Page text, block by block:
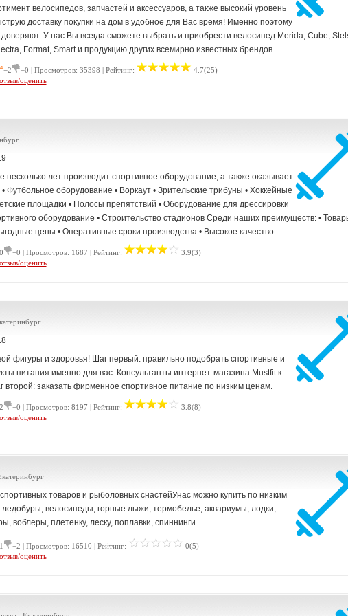
велосипедов, запчастей и аксессуаров, а также высокий уровень
доставку покупки на дом в удобное для Вас время! Именно поэтому
У нас Вы всегда сможете выбрать и приобрести велосипед Merida, Cube,
Format, Smart и продукцию других всемирно известных брендов.
−2 −0 | Просмотров: 35398 | Рейтинг:
4.7(25)
оценить
лет производит спортивное оборудование, а также оказывает
Футбольное оборудование • Воркаут • Зрительские трибуны • Хоккейные
площадки • Полосы препятствий • Оборудование для дрессировки
оборудование • Строительство стадионов Среди наших преимуществ: •
цены • Оперативные сроки производства • Высокое качество
−0 | Просмотров: 1687 | Рейтинг:
3.9(3)
оценить
фигуры и здоровья! Шаг первый: правильно подобрать спортивные и
питания именно для вас. Консультанты интернет-магазина Mustfit к
второй: заказать фирменное спортивное питание по низким ценам.
−0 | Просмотров: 8197 | Рейтинг:
3.8(8)
оценить
товаров и рыболовных снастейУнас можно купить по низким
велосипеды, горные лыжи, термобелье, аквариумы, лодки,
воблеры, плетенку, леску, поплавки, спиннинги
−2 | Просмотров: 16510 | Рейтинг:
0(5)
оценить